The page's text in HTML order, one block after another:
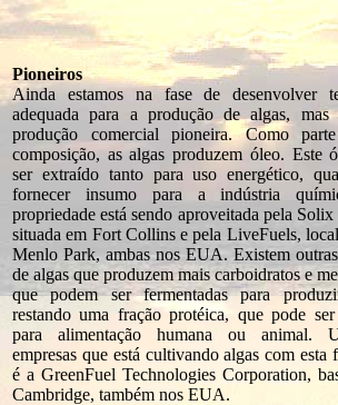
Pioneiros
Ainda estamos na fase de desenvolver
adequada para a produção de algas, mas
produção comercial pioneira. Como
composição, as algas produzem óleo. Este
ser extraído tanto para uso energético,
fornecer insumo para a indústria
propriedade está sendo aproveitada pela
situada em Fort Collins e pela LiveFuels,
Menlo Park, ambas nos EUA. Existem outras
de algas que produzem mais carboidratos e
que podem ser fermentadas para
restando uma fração protéica, que pode
para alimentação humana ou animal.
empresas que está cultivando algas com esta
é a GreenFuel Technologies Corporation,
Cambridge, também nos EUA.